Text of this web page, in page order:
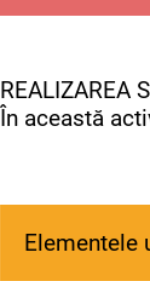
REALIZAREA
În această
Elementele